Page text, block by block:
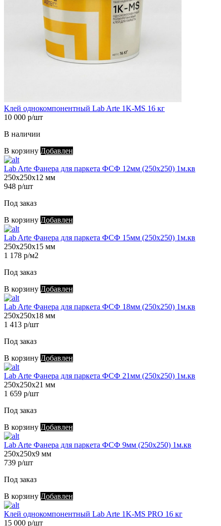
Клей однокомпонентный Lab Arte 1K-MS 16 кг
10 000 р/шт
В наличии
В корзину Добавлен
Lab Arte Фанера для паркета ФСФ 12мм (250х250) 1м.кв
250х250х12 мм
948 р/шт
Под заказ
В корзину Добавлен
Lab Arte Фанера для паркета ФСФ 15мм (250х250) 1м.кв
250х250х15 мм
1 178 р/м2
Под заказ
В корзину Добавлен
Lab Arte Фанера для паркета ФСФ 18мм (250х250) 1м.кв
250х250х18 мм
1 413 р/шт
Под заказ
В корзину Добавлен
Lab Arte Фанера для паркета ФСФ 21мм (250х250) 1м.кв
250х250х21 мм
1 659 р/шт
Под заказ
В корзину Добавлен
Lab Arte Фанера для паркета ФСФ 9мм (250х250) 1м.кв
250х250х9 мм
739 р/шт
Под заказ
В корзину Добавлен
Клей однокомпонентный Lab Arte 1K-MS PRO 16 кг
15 000 р/шт